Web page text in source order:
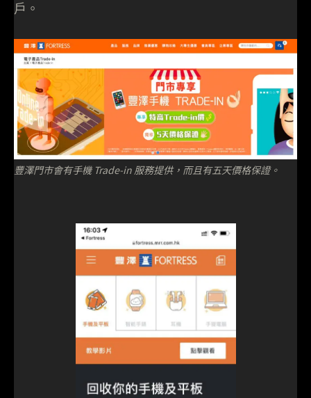
戶。
豐澤門市會有手機 Trade-in 服務提供，而且有五天價格保證。